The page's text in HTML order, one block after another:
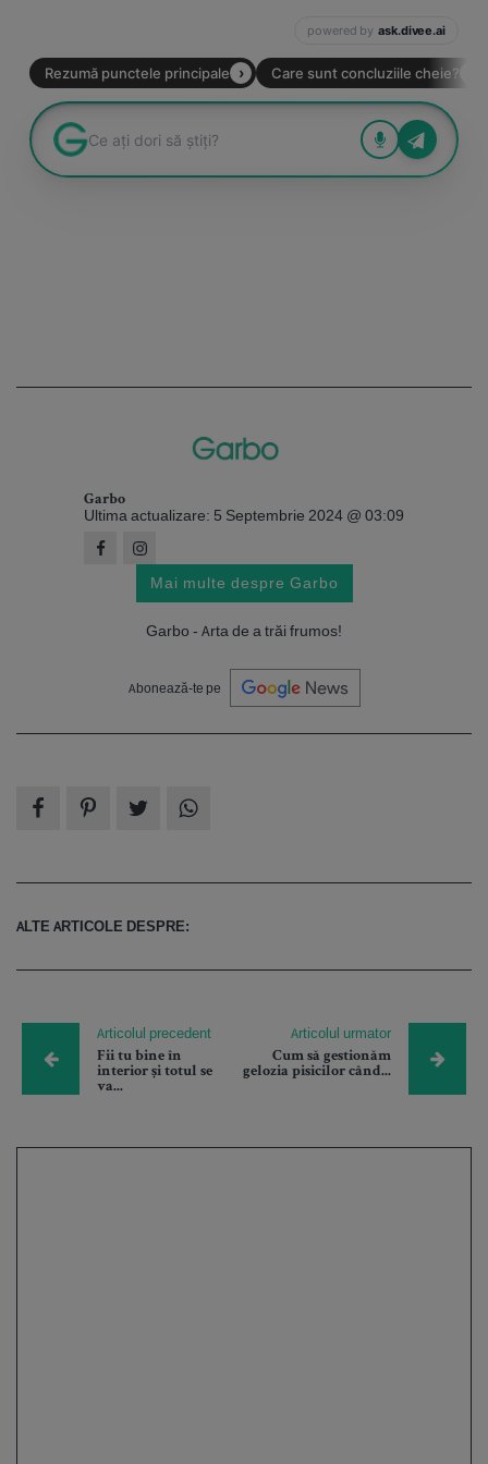
Garbo
Ultima actualizare: 5 Septembrie 2024 @ 03:09
Mai multe despre Garbo
Garbo - Arta de a trăi frumos!
Abonează-te pe
ALTE ARTICOLE DESPRE:
Articolul precedent
Fii tu bine în
interior și totul se
va...
Articolul urmator
Cum să gestionăm
gelozia pisicilor când...